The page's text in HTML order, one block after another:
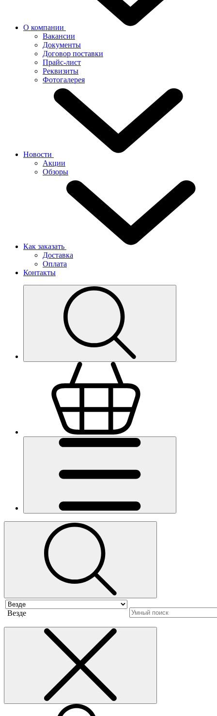
О компании
Вакансии
Документы
Договор поставки
Прайс-лист
Реквизиты
Фотогалерея
Новости
Акции
Обзоры
Как заказать
Доставка
Оплата
Контакты
Везде